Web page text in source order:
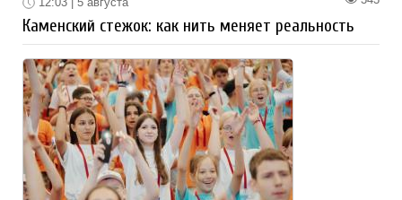
Каменский стежок: как нить меняет реальность